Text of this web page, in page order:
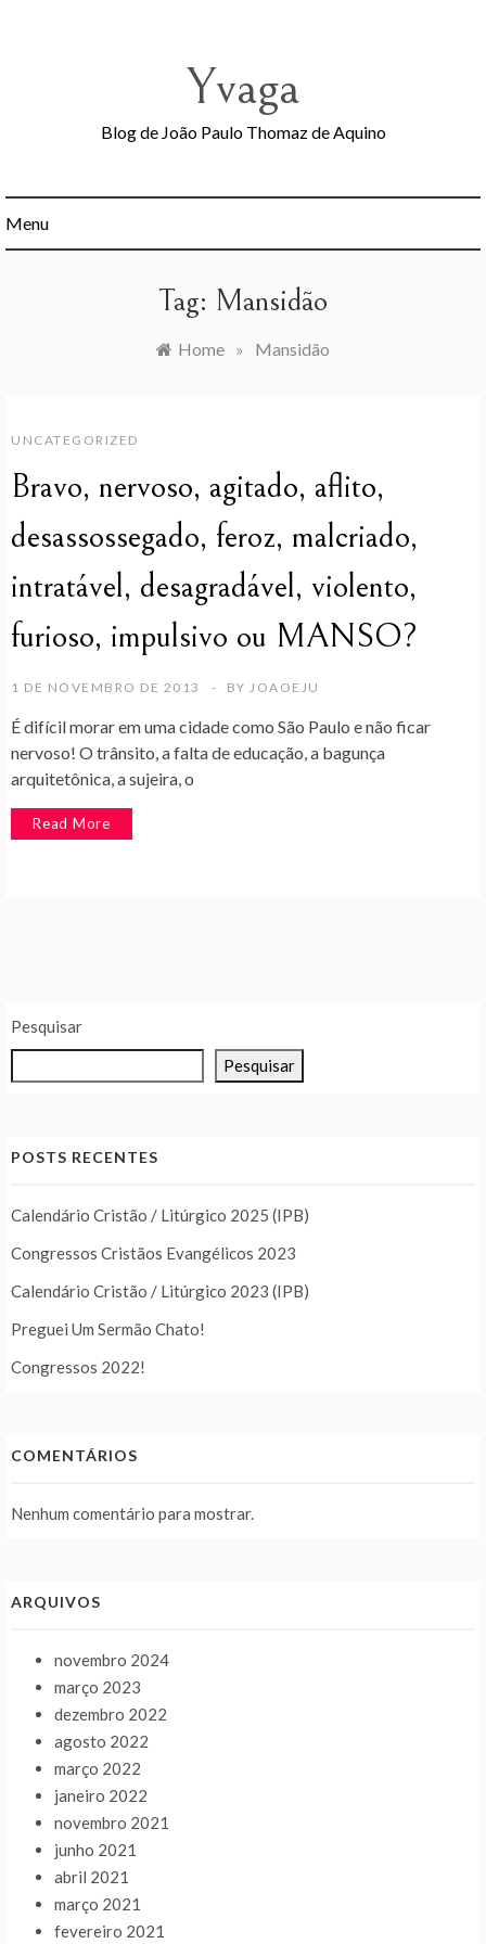
Yvaga
Blog de João Paulo Thomaz de Aquino
Menu
Tag: Mansidão
Home » Mansidão
UNCATEGORIZED
Bravo, nervoso, agitado, aflito,
desassossegado, feroz, malcriado,
intratável, desagradável, violento,
furioso, impulsivo ou MANSO?
1 DE NOVEMBRO DE 2013 BY JOAOEJU
É difícil morar em uma cidade como São Paulo e não ficar
nervoso! O trânsito, a falta de educação, a bagunça
arquitetônica, a sujeira, o
Read More
Pesquisar
Pesquisar
POSTS RECENTES
Calendário Cristão / Litúrgico 2025 (IPB)
Congressos Cristãos Evangélicos 2023
Calendário Cristão / Litúrgico 2023 (IPB)
Preguei Um Sermão Chato!
Congressos 2022!
COMENTÁRIOS
Nenhum comentário para mostrar.
ARQUIVOS
novembro 2024
março 2023
dezembro 2022
agosto 2022
março 2022
janeiro 2022
novembro 2021
junho 2021
abril 2021
março 2021
fevereiro 2021